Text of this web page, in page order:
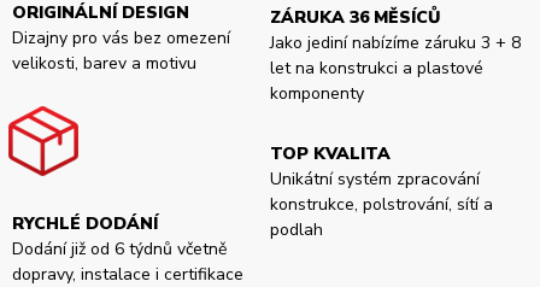
ORIGINÁLNÍ DESIGN
Dizajny pro vás bez omezení
velikosti, barev a motivu
ZÁRUKA 36 MĚSÍCŮ
Jako jediní nabízíme záruku 3 + 8
let na konstrukci a plastové
komponenty
RYCHLÉ DODÁNÍ
Dodání již od 6 týdnů včetně
dopravy, instalace i certifikace
TOP KVALITA
Unikátní systém zpracování
konstrukce, polstrování, sítí a
podlah